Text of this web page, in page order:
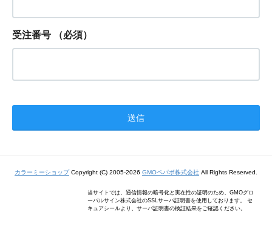
受注番号 （必須）
カラーミーショップCopyright (C) 2005-2026 GMOペパボ株式会社 All Rights Reserved.
当サイトでは、通信情報の暗号化と実在性の証明のため、GMOグロ
ーバルサイン株式会社のSSLサーバ証明書を使用しております。 セ
キュアシールより、サーバ証明書の検証結果をご確認ください。